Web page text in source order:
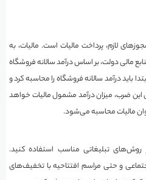
لازم، پرداخت مالیات است. مالیات، به
مالی دولت، بر اساس درآمد سالانه فروشگاه
باید درآمد سالانه فروشگاه را محاسبه کرد و
حاصل این ضرب، میزان درآمد مشمول مالیات خواهد
روش‌های تبلیغاتی مناسب استفاده کنید.
و حتی مراسم افتتاحیه با تخفیف‌های